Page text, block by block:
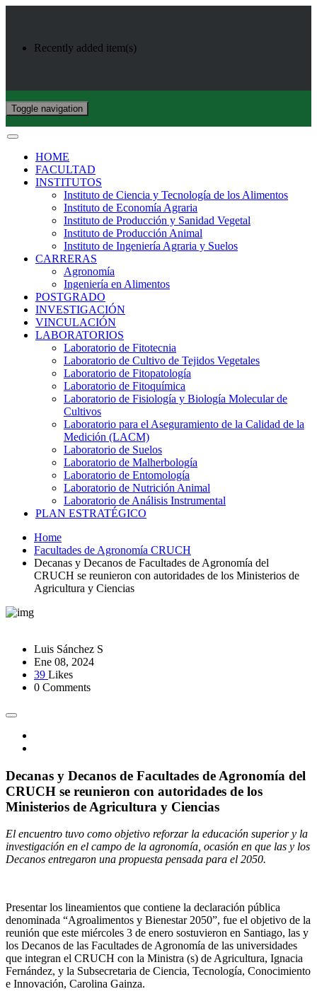
Recently added item(s)
Toggle navigation
HOME
FACULTAD
INSTITUTOS
Instituto de Ciencia y Tecnología de los Alimentos
Instituto de Economía Agraria
Instituto de Producción y Sanidad Vegetal
Instituto de Producción Animal
Instituto de Ingeniería Agraria y Suelos
CARRERAS
Agronomía
Ingeniería en Alimentos
POSTGRADO
INVESTIGACIÓN
VINCULACIÓN
LABORATORIOS
Laboratorio de Fitotecnia
Laboratorio de Cultivo de Tejidos Vegetales
Laboratorio de Fitopatología
Laboratorio de Fitoquímica
Laboratorio de Fisiología y Biología Molecular de
Cultivos
Laboratorio para el Aseguramiento de la Calidad de la
Medición (LACM)
Laboratorio de Suelos
Laboratorio de Malherbología
Laboratorio de Entomología
Laboratorio de Nutrición Animal
Laboratorio de Análisis Instrumental
PLAN ESTRATÉGICO
Home
Facultades de Agronomía CRUCH
Decanas y Decanos de Facultades de Agronomía del
CRUCH se reunieron con autoridades de los Ministerios de
Agricultura y Ciencias
Luis Sánchez S
Ene 08, 2024
39 Likes
0 Comments
Decanas y Decanos de Facultades de Agronomía del
CRUCH se reunieron con autoridades de los
Ministerios de Agricultura y Ciencias
El encuentro tuvo como objetivo reforzar la educación superior y la
investigación en el campo de la agronomía, ocasión en que las y los
Decanos entregaron una propuesta pensada para el 2050.
Presentar los lineamientos que contiene la declaración pública
denominada “Agroalimentos y Bienestar 2050”, fue el objetivo de la
reunión que este miércoles 3 de enero sostuvieron en Santiago, las y
los Decanos de las Facultades de Agronomía de las universidades
que integran el CRUCH con la Ministra (s) de Agricultura, Ignacia
Fernández, y la Subsecretaria de Ciencia, Tecnología, Conocimiento
e Innovación, Carolina Gainza.